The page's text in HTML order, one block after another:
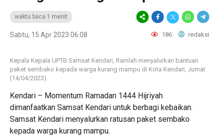
waktu baca 1 menit
Sabtu, 15 Apr 2023 06:08 186 redaksi
Kepala Kepala UPTB Samsat Kendari, Ramlah menyalurkan bantuan
paket sembako kepada warga kurang mampu di Kota Kendari, Jumat
(14/04/2023).
Kendari – Momentum Ramadan 1444 Hijriyah
dimanfaatkan Samsat Kendari untuk berbagi kebaikan.
Samsat Kendari menyalurkan ratusan paket sembako
kepada warga kurang mampu.